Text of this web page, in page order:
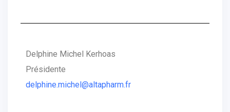
Delphine Michel Kerhoas
Présidente
delphine.michel@altapharm.fr